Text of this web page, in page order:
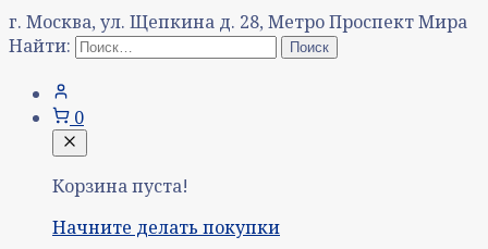
г. Москва, ул. Щепкина д. 28, Метро Проспект Мира
Найти:
0
Корзина пуста!
Начните делать покупки